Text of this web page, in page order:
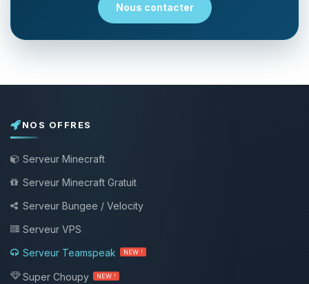
Nous contacter
NOS OFFRES
Serveur Minecraft
Serveur Minecraft Gratuit
Serveur Bungee / Velocity
Serveur VPS
Serveur Teamspeak
NEW !
Super Choupy NEW !